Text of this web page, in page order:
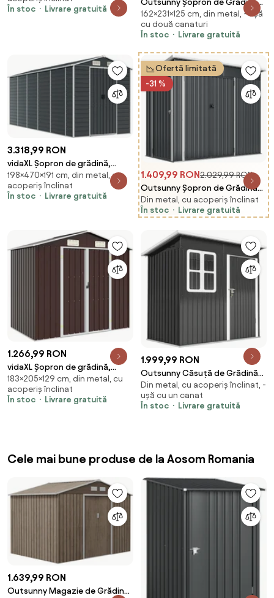
În stoc
Livrare gratuită
Outsunny Șopron de Grădină
din Oțel Galvanizat, Ușă
Blocabilă, 231 x 125 x 162 cm, Gri
Închis | Aosom Romania
162×231×125 cm, din metal, - ușă
cu două canaturi
În stoc
Livrare gratuită
3.318,99 RON
vidaXL Șopron de grădină,
antracit, 191x470x198 cm, oțel
galvanizat
198×470×191 cm, din metal, cu
acoperiș înclinat
În stoc
Livrare gratuită
Ofertă limitată
-31 %
1.409,99 RON2.029,99 RON
Outsunny Șopron de Grădină
2.68m² din Oțel Galvanizat cu 3
Uși Blocabile, Șopron cu Guri de
Mănuși, Depozitare Unelte,
234x132x185 cm, Gri Închis |
Aosom Romania
Din metal, cu acoperiș înclinat
În stoc
Livrare gratuită
1.266,99 RON
vidaXL Șopron de grădină,
maro, 205 x 129 x 183, oțel
galvanizat
183×205×129 cm, din metal, cu
acoperiș înclinat
În stoc
Livrare gratuită
1.999,99 RON
Outsunny Căsuță de Grădină
2,55m² din Oțel Zincat cu Kit de
Fundație, Ușă Blocabilă,
Acoperiș Înclinat, Gri | Aosom
Din metal, cu acoperiș înclinat, -
ușă cu un canat
În stoc
Livrare gratuită
Cele mai bune produse de la Aosom Romania
1.639,99 RON
Outsunny Magazie de Grădină